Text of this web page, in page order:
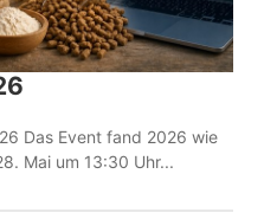
Das Event fand 2026 wie
Mai um 13:30 Uhr...